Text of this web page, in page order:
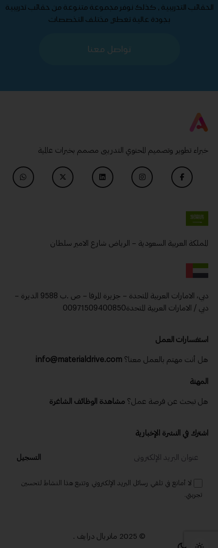
الحقائب التدريبية , كذلك نوفر مجموعة متنوعة من حقائب تدريبية
بجودة عالية تغطي مختلف التخصصات
تواصل معنا
خبراء تطوير وتصميم المحتوي التدريبى مصمم بخبرات عالمية
المملكة العربية السعودية – الرياض شارع الامير سلطان
دبي، الامارات العربية المتحدة – جزيرة المرفا – ص .ب 9588 الديرة –
دبي / الامارات العربية المتحدة00971509400850
استفسارات العمل
هل أنت مهتم بالعمل معنا؟ info@materialdrive.com
المهنة
هل تبحث عن فرصة عمل؟ مشاهدة الوظائف الشاغرة
اشترك في النشرة الإخبارية
التسجيل
لا أمانع في تلقي رسائل البريد الإلكتروني وتتبع هذا النشاط لتحسين
تجربتي.
© 2025 ماتريال درايف .